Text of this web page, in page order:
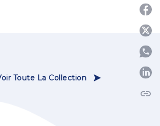
Toute La Collection
link